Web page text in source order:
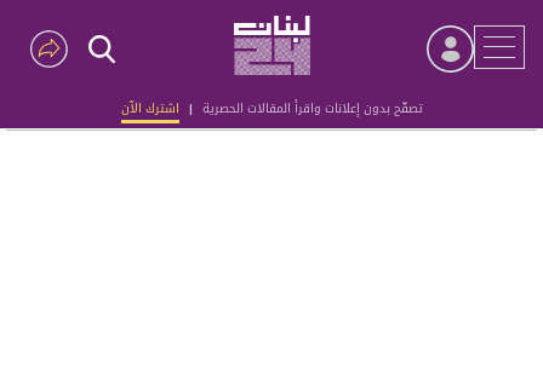
تصفّح بدون إعلانات واقرأ المقالات الحصرية | اشترك الآن
Advertisement